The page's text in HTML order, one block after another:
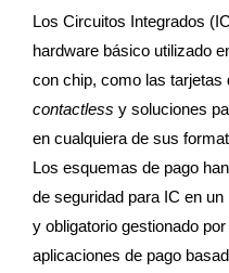
Los Circuitos Integrados
hardware básico utilizado
con chip, como las tarjetas
contactless y soluciones
en cualquiera de sus
Los esquemas de pago
de seguridad para IC en
y obligatorio gestionado
aplicaciones de pago